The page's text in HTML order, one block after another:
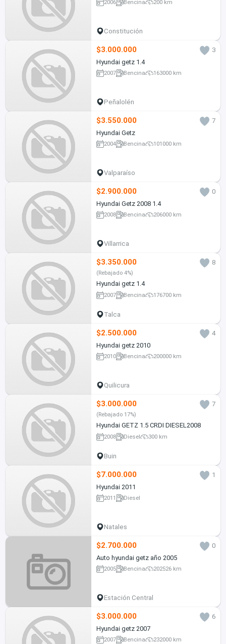
2006 Bencina 200 km
Constitución
$3.000.000
3
Hyundai getz 1.4
2007 Bencina 163000 km
Peñalolén
$3.550.000
7
Hyundai Getz
2004 Bencina 101000 km
Valparaíso
$2.900.000
0
Hyundai Getz 2008 1.4
2008 Bencina 206000 km
Villarrica
$3.350.000 8
(Rebajado 4%)
Hyundai getz 1.4
2007 Bencina 176700 km
Talca
$2.500.000
4
Hyundai getz 2010
2010 Bencina 200000 km
Quilicura
$3.000.000 7
(Rebajado 17%)
Hyundai GETZ 1.5 CRDI DIESEL2008
2008 Diesel 300 km
Buin
$7.000.000
1
Hyundai 2011
2011 Diesel
Natales
$2.700.000
0
Auto hyundai getz año 2005
2005 Bencina 202526 km
Estación Central
$3.000.000
6
Hyundai getz 2007
2007 Bencina 232000 km